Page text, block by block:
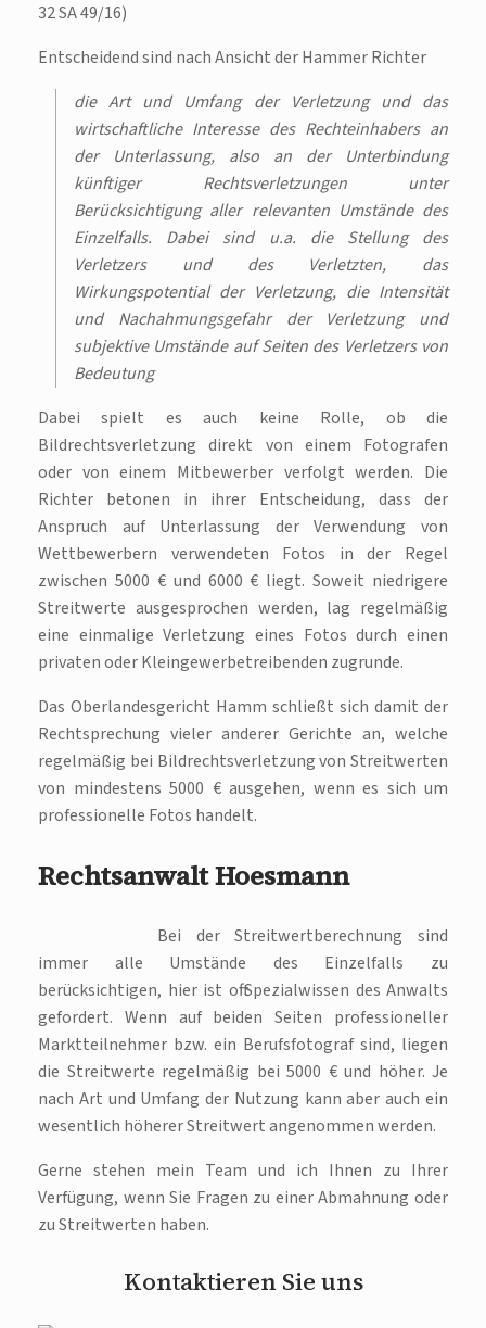
32 SA 49/16)
Entscheidend sind nach Ansicht der Hammer Richter
die Art und Umfang der Verletzung und das
wirtschaftliche Interesse des Rechteinhabers an
der Unterlassung, also an der Unterbindung
künftiger Rechtsverletzungen unter
Berücksichtigung aller relevanten Umstände des
Einzelfalls. Dabei sind u.a. die Stellung des
Verletzers und des Verletzten, das
Wirkungspotential der Verletzung, die Intensität
und Nachahmungsgefahr der Verletzung und
subjektive Umstände auf Seiten des Verletzers von
Bedeutung
Dabei spielt es auch keine Rolle, ob die
Bildrechtsverletzung direkt von einem Fotografen
oder von einem Mitbewerber verfolgt werden. Die
Richter betonen in ihrer Entscheidung, dass der
Anspruch auf Unterlassung der Verwendung von
Wettbewerbern verwendeten Fotos in der Regel
zwischen 5000 € und 6000 € liegt. Soweit niedrigere
Streitwerte ausgesprochen werden, lag regelmäßig
eine einmalige Verletzung eines Fotos durch einen
privaten oder Kleingewerbetreibenden zugrunde.
Das Oberlandesgericht Hamm schließt sich damit der
Rechtsprechung vieler anderer Gerichte an, welche
regelmäßig bei Bildrechtsverletzung von Streitwerten
von mindestens 5000 € ausgehen, wenn es sich um
professionelle Fotos handelt.
Rechtsanwalt Hoesmann
Bei der Streitwertberechnung sind
immer alle Umstände des Einzelfalls zu
berücksichtigen, hier ist oft Spezialwissen des Anwalts
gefordert. Wenn auf beiden Seiten professioneller
Marktteilnehmer bzw. ein Berufsfotograf sind, liegen
die Streitwerte regelmäßig bei 5000 € und höher. Je
nach Art und Umfang der Nutzung kann aber auch ein
wesentlich höherer Streitwert angenommen werden.
Gerne stehen mein Team und ich Ihnen zu Ihrer
Verfügung, wenn Sie Fragen zu einer Abmahnung oder
zu Streitwerten haben.
Kontaktieren Sie uns